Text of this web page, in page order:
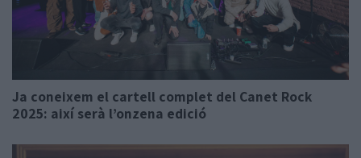
Ja coneixem el cartell complet del Canet Rock
2025: així serà l’onzena edició